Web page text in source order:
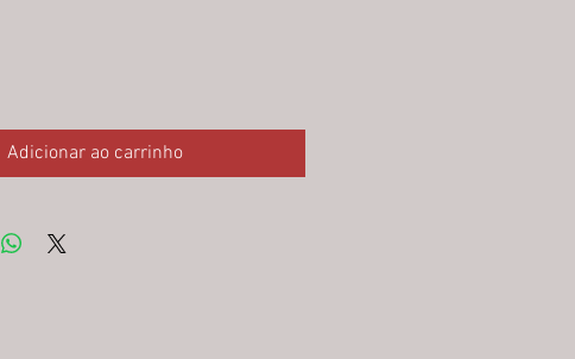
Adicionar ao carrinho